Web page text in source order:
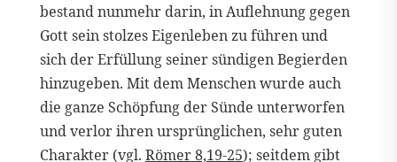
bestand nunmehr darin, in Auflehnung gegen
Gott sein stolzes Eigenleben zu führen und
sich der Erfüllung seiner sündigen Begierden
hinzugeben. Mit dem Menschen wurde auch
die ganze Schöpfung der Sünde unterworfen
und verlor ihren ursprünglichen, sehr guten
Charakter (vgl. Römer 8,19-25); seitdem gibt